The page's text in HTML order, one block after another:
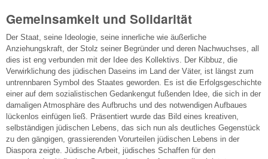
Gemeinsamkeit und Solidarität
Der Staat, seine Ideologie, seine innerliche wie äußerliche
Anziehungskraft, der Stolz seiner Begründer und deren Nachwuchses, all
dies ist eng verbunden mit der Idee des Kollektivs. Der Kibbuz, die
Verwirklichung des jüdischen Daseins im Land der Väter, ist längst zum
untrennbaren Symbol des Staates geworden. Es ist die Erfolgsgeschichte
einer auf dem sozialistischen Gedankengut fußenden Idee, die sich in der
damaligen Atmosphäre des Aufbruchs und des notwendigen Aufbaues
lückenlos einfügen ließ. Präsentiert wurde das Bild eines kreativen,
selbständigen jüdischen Lebens, das sich nun als deutliches Gegenstück
zu den gängigen, grassierenden Vorurteilen jüdischen Lebens in der
Diaspora zeigte. Jüdische Arbeit, jüdisches Schaffen für den